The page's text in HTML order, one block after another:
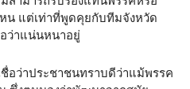
น แต่เท่าที่พูดคุยกับทีมจังหวัด
ว่าแน่นหนาอยู่
อว่าประชาชนทราบดีว่าแม้พรรค